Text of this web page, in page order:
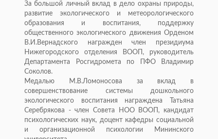
За большой личный вклад в дело охраны природы,
развитие экологического и метеорологического
образования и воспитания, поддержку
общественного экологического движения Орденом
В.И.Вернадского награжден член президиума
Нижегородского отделения ВООП, руководитель
Департамента Росгидромета по ПФО Владимир
Соколов.
Медалью М.В.Ломоносова за вклад в
совершенствование системы дошкольного
экологического воспитания награждена Татьяна
Серебрякова - член Совета НОО ВООП, кандидат
психологических наук, доцент кафедры социальной
и организационной психологии Мининского